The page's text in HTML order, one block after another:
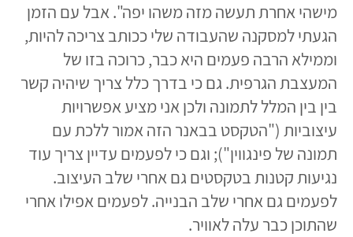
מישהי אחרת תעשה מזה משהו יפה". אבל עם הזמן
הגעתי למסקנה שהעבודה שלי ככותב צריכה להיות,
וממילא הרבה פעמים היא כבר, כרוכה בזו של
המעצבת הגרפית. גם כי בדרך כלל צריך שיהיה קשר
בין בין המלל לתמונה ולכן אני מציע אפשרויות
עיצוביות ("הטקסט בבאנר הזה אמור ללכת עם
תמונה של פינגווין"); וגם כי לפעמים עדיין צריך עוד
נגיעות קטנות בטקסטים גם אחרי שלב העיצוב.
לפעמים גם אחרי שלב הבנייה. לפעמים אפילו אחרי
שהתוכן כבר עלה לאוויר.